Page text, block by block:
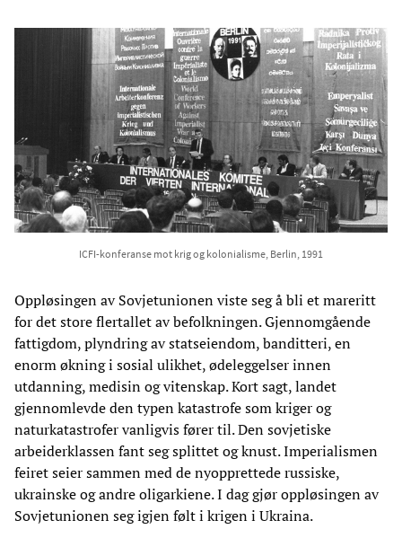
ICFI-konferanse mot krig og kolonialisme, Berlin, 1991
Oppløsingen av Sovjetunionen viste seg å bli et mareritt
for det store flertallet av befolkningen. Gjennomgående
fattigdom, plyndring av statseiendom, banditteri, en
enorm økning i sosial ulikhet, ødeleggelser innen
utdanning, medisin og vitenskap. Kort sagt, landet
gjennomlevde den typen katastrofe som kriger og
naturkatastrofer vanligvis fører til. Den sovjetiske
arbeiderklassen fant seg splittet og knust. Imperialismen
feiret seier sammen med de nyopprettede russiske,
ukrainske og andre oligarkiene. I dag gjør oppløsingen av
Sovjetunionen seg igjen følt i krigen i Ukraina.